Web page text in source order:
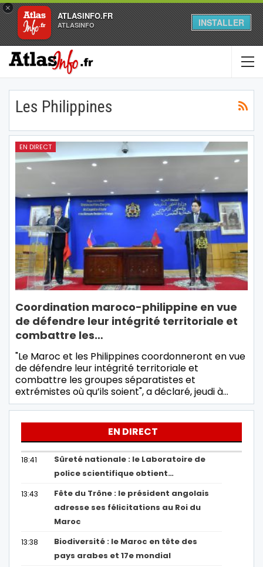
×
ATLASINFO.FR
ATLASINFO INSTALLER
Les Philippines
EN DIRECT
Coordination maroco-philippine en vue
de défendre leur intégrité territoriale et
combattre les…
"Le Maroc et les Philippines coordonneront en vue
de défendre leur intégrité territoriale et
combattre les groupes séparatistes et
extrémistes où qu’ils soient", a déclaré, jeudi à…
EN DIRECT
18:41
Sûreté nationale : le Laboratoire de
police scientifique obtient…
13:43
Fête du Trône : le président angolais
adresse ses félicitations au Roi du
Maroc
13:38
Biodiversité : le Maroc en tête des
pays arabes et 17e mondial